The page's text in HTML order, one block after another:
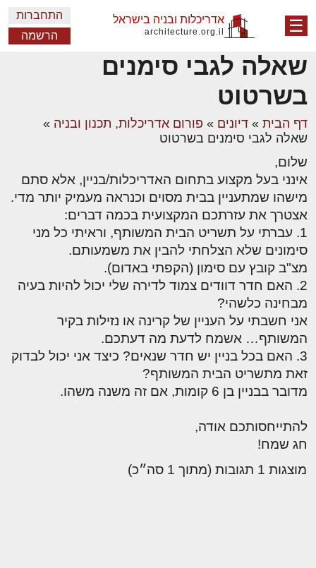
☰ אדריכלות ובניה בישראל
architecture.org.il
התחברות
הרשמה
שאלה לגבי סימנים
בשרטוט
דף הבית » דיונים » פורום אדריכלות, תכנון ובניה »
שאלה לגבי סימנים בשרטוט
שלום,
אינני בעל מקצוע בתחום האדריכלות/בניין, אלא סתם
מישהו שמתעניין בבית מסוים וכנראה מעמיק יותר מדי.
אצטרך את עזרתכם המקצועית בכמה דברים:
1. עברתי על תשריט הבית המשותף, וראיתי כל מני
סימונים שלא הצלחתי להבין את משמעותם.
מצ"ב קובץ עם סימון (הקפתי באדום).
2. האם חדר דוודים צמוד לדירה שלי יכול להיות בעיה
מבחינה כלשהי?
אני חשבתי על העניין של קרינה או נזילות בקיר
המשותף… אשמח לדעת מה דעתכם.
3. האם בכל בניין יש חדר שנאים? כיצד אני יכול לבדוק
זאת מתשריט הבית המשותף?
מדובר בבניין בן 6 קומות, אם זה משנה משהו.
להתייחסותכם אודה,
חג שמח!
מוצגות 1 תגובות (מתוך 1 סה״כ)